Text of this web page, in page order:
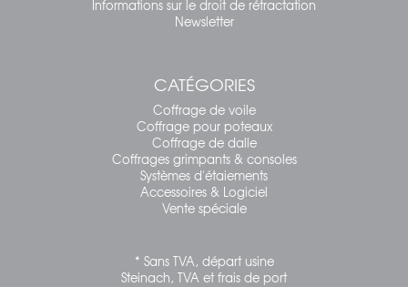
Informations sur le droit de rétractation
Newsletter
CATÉGORIES
Coffrage de voile
Coffrage pour poteaux
Coffrage de dalle
Coffrages grimpants & consoles
Systèmes d'étaiements
Accessoires & Logiciel
Vente spéciale
* Sans TVA, départ usine
Steinach, TVA et frais de port